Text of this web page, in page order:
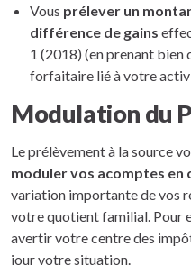
Vous prélever un
différence de gains
1 (2018) (en prenant bien
forfaitaire lié à votre
Modulation du
Le prélèvement à la source
moduler vos acomptes en
variation importante de vos
votre quotient familial. Pour
avertir votre centre des
jour votre situation.